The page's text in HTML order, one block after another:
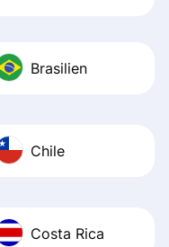
Brasilien
Chile
Costa Rica